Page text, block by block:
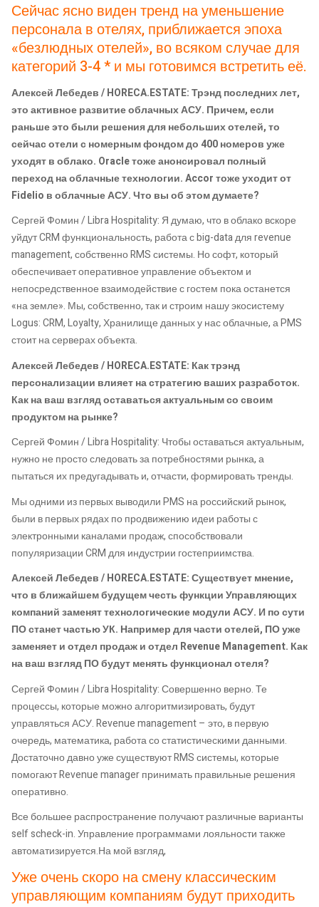
Сейчас ясно виден тренд на уменьшение
персонала в отелях, приближается эпоха
«безлюдных отелей», во всяком случае для
категорий 3-4 * и мы готовимся встретить её.
Алексей Лебедев / HORECA.ESTATE: Трэнд последних лет,
это активное развитие облачных АСУ. Причем, если
раньше это были решения для небольших отелей, то
сейчас отели с номерным фондом до 400 номеров уже
уходят в облако. Oracle тоже анонсировал полный
переход на облачные технологии. Accor тоже уходит от
Fidelio в облачные АСУ. Что вы об этом думаете?
Сергей Фомин / Libra Hospitality: Я думаю, что в облако вскоре
уйдут CRM функциональность, работа с big-data для revenue
management, собственно RMS системы. Но софт, который
обеспечивает оперативное управление объектом и
непосредственное взаимодействие с гостем пока останется
«на земле». Мы, собственно, так и строим нашу экосистему
Logus: CRM, Loyalty, Хранилище данных у нас облачные, а PMS
стоит на серверах объекта.
Алексей Лебедев / HORECA.ESTATE: Как трэнд
персонализации влияет на стратегию ваших разработок.
Как на ваш взгляд оставаться актуальным со своим
продуктом на рынке?
Сергей Фомин / Libra Hospitality: Чтобы оставаться актуальным,
нужно не просто следовать за потребностями рынка, а
пытаться их предугадывать и, отчасти, формировать тренды.
Мы одними из первых выводили PMS на российский рынок,
были в первых рядах по продвижению идеи работы с
электронными каналами продаж, способствовали
популяризации CRM для индустрии гостеприимства.
Алексей Лебедев / HORECA.ESTATE: Существует мнение,
что в ближайшем будущем честь функции Управляющих
компаний заменят технологические модули АСУ. И по сути
ПО станет частью УК. Например для части отелей, ПО уже
заменяет и отдел продаж и отдел Revenue Management. Как
на ваш взгляд ПО будут менять функционал отеля?
Сергей Фомин / Libra Hospitality: Совершенно верно. Те
процессы, которые можно алгоритмизировать, будут
управляться АСУ. Revenue management – это, в первую
очередь, математика, работа со статистическими данными.
Достаточно давно уже существуют RMS системы, которые
помогают Revenue manager принимать правильные решения
оперативно.
Все большее распространение получают различные варианты
self scheck-in. Управление программами лояльности также
автоматизируется.На мой взгляд,
Уже очень скоро на смену классическим
управляющим компаниям будут приходить